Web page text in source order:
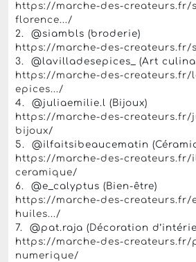
https://marche-des-createurs.fr/
florence.../
2. @siambls (broderie)
https://marche-des-createurs.fr/
3. @lavilladesepices_ (Art
https://marche-des-createurs.fr/
epices.../
4. @juliaemilie.l (Bijoux)
https://marche-des-createurs.fr/
bijoux/
5. @ilfaitsibeaucematin
https://marche-des-
ceramique/
6. @e_calyptus (Bien-être)
https://marche-des-createurs.fr/
huiles.../
7. @pat.raja (Décoration
https://marche-des-
numerique/